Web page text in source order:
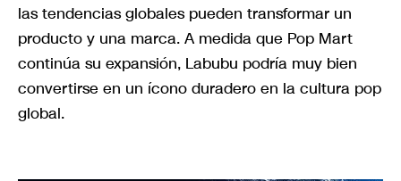
las tendencias globales pueden transformar un
producto y una marca. A medida que Pop Mart
continúa su expansión, Labubu podría muy bien
convertirse en un ícono duradero en la cultura pop
global.